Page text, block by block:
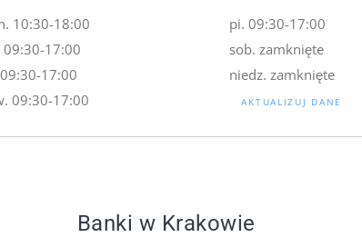
10:30-18:00
17:00
17:00
09:30-17:00
pi. 09:30-17:00
sob. zamknięte
niedz. zamknięte
AKTUALIZUJ DANE
Banki w Krakowie